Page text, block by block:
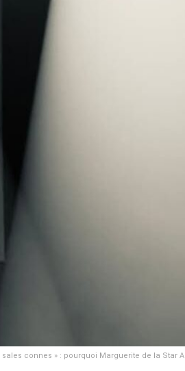
sales connes » : pourquoi Marguerite de la Star